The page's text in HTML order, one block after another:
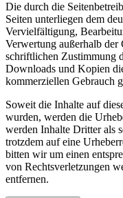
Die durch die
Seiten unterliegen dem
Vervielfältigung,
Verwertung außerhalb der
schriftlichen Zustimmung
Downloads und Kopien
kommerziellen Gebrauch
Soweit die Inhalte auf
wurden, werden die
werden Inhalte Dritter als
trotzdem auf eine
bitten wir um einen
von Rechtsverletzungen
entfernen.